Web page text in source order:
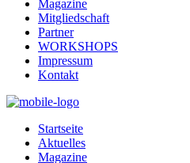
Magazine
Mitgliedschaft
Partner
WORKSHOPS
Impressum
Kontakt
Startseite
Aktuelles
Magazine